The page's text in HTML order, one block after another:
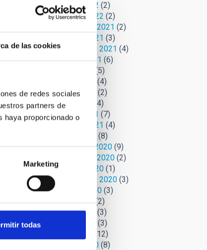
de las cookies
de redes sociales
partners de
haya proporcionado o
Marketing
todas
a
Marzo 2022 (2)
Febrero 2022 (2)
Noviembre 2021 (2)
Octubre 2021 (3)
Septiembre 2021 (4)
Agosto 2021 (6)
(5)
(4)
Mayo 2021
(2)
Abril 2021
(4)
Marzo 2021 (7)
Febrero 2021 (4)
(8)
Diciembre 2020(9)
Noviembre 2020(2)
Octubre 2020(1)
Septiembre 2020(3)
Agosto 2020(3)
Julio 2020(2)
Junio 2020
(3)
(3)
(12)
Marzo 2020(8)